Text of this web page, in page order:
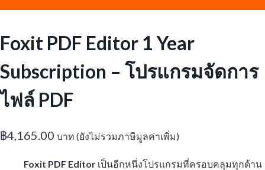
Foxit PDF Editor 1 Year
Subscription – โปรแกรมจัดการ
ไฟล์ PDF
฿4,165.00 บาท (ยังไม่รวมภาษีมูลค่าเพิ่ม)
Foxit PDF Editor เป็นอีกหนึ่งโปรแกรมที่ครอบคลุมทุกด้าน